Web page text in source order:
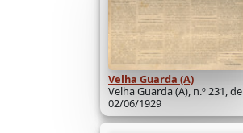
Velha Guarda (A)
Velha Guarda (A), n.º 231, de
02/06/1929